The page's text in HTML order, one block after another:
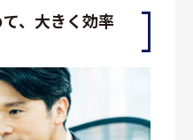
、大きく効率